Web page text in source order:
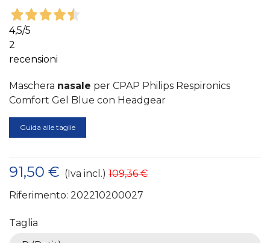
4,5/5
2
recensioni
Maschera nasale per CPAP Philips Respironics
Comfort Gel Blue con Headgear
Guida alle taglie
91,50 € (Iva incl.) 109,36 €
Riferimento: 202210200027
Taglia